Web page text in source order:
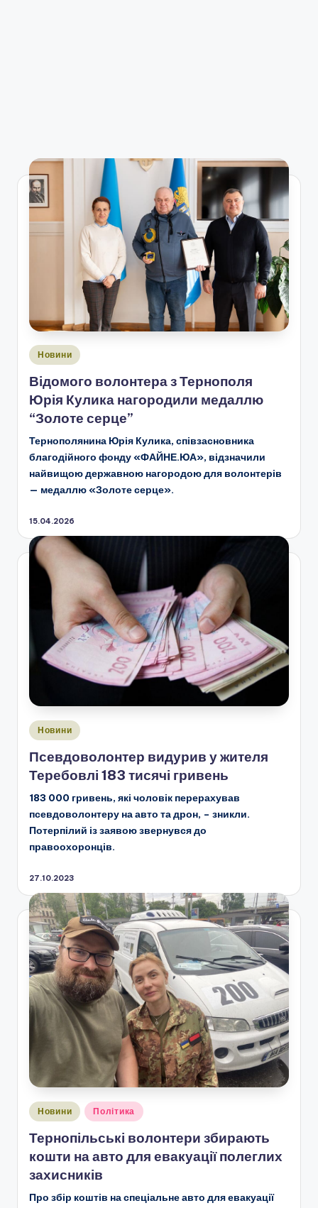
Опубліковано
Новини
Відомого волонтера з Тернополя
Юрія Кулика нагородили медаллю
“Золоте серце”
Тернополянина Юрія Кулика, співзасновника
благодійного фонду «ФАЙНЕ.ЮА», відзначили
найвищою державною нагородою для волонтерів
— медаллю «Золоте серце».
15.04.2026
Опубліковано
Новини
Псевдоволонтер видурив у жителя
Теребовлі 183 тисячі гривень
183 000 гривень, які чоловік перерахував
псевдоволонтеру на авто та дрон, – зникли.
Потерпілий із заявою звернувся до
правоохоронців.
27.10.2023
Опубліковано
Новини Політика
Тернопільські волонтери збирають
кошти на авто для евакуації полеглих
захисників
Про збір коштів на спеціальне авто для евакуації